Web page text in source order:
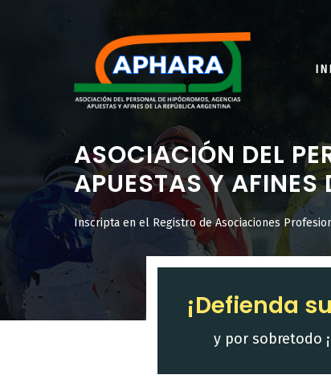
ASOCIACIÓN DEL
APUESTAS Y AFINES
Inscripta en el Registro de Asociaciones
¡Defienda
y por sobretodo